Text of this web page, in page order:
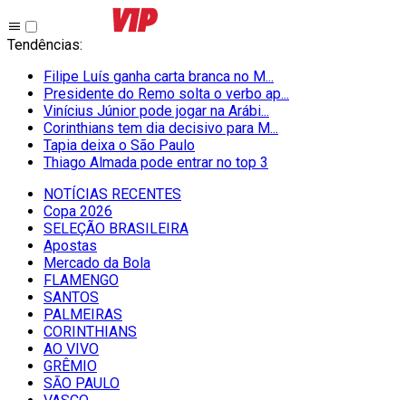
Tendências:
Filipe Luís ganha carta branca no M...
Presidente do Remo solta o verbo ap...
Vinícius Júnior pode jogar na Arábi...
Corinthians tem dia decisivo para M...
Tapia deixa o São Paulo
Thiago Almada pode entrar no top 3
NOTÍCIAS RECENTES
Copa 2026
SELEÇÃO BRASILEIRA
Apostas
Mercado da Bola
FLAMENGO
SANTOS
PALMEIRAS
CORINTHIANS
AO VIVO
GRÊMIO
SĀO PAULO